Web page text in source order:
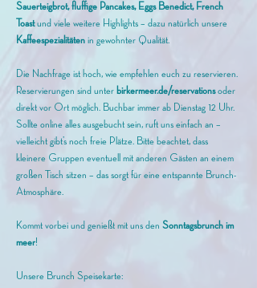
Sauerteigbrot, fluffige Pancakes, Eggs Benedict, French
Toast und viele weitere Highlights – dazu natürlich unsere
Kaffeespezialitäten in gewohnter Qualität.
Die Nachfrage ist hoch, wie empfehlen euch zu reservieren.
Reservierungen sind unter birkermeer.de/reservations oder
direkt vor Ort möglich. Buchbar immer ab Dienstag 12 Uhr.
Sollte online alles ausgebucht sein, ruft uns einfach an –
vielleicht gibt’s noch freie Plätze. Bitte beachtet, dass
kleinere Gruppen eventuell mit anderen Gästen an einem
großen Tisch sitzen – das sorgt für eine entspannte Brunch-
Atmosphäre.
Kommt vorbei und genießt mit uns den Sonntagsbrunch im
meer!
Unsere Brunch Speisekarte: